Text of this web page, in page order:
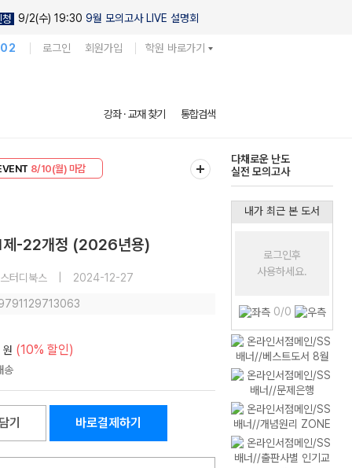
청 9/2(수) 19:30 9월 모의고사 LIVE 설명회
로그인 회원가입 학원 바로가기
강좌 · 교재 찾기 통합검색
8/10(월) 마감
다채로운 난도
실전 모의고사
제-22개정 (2026년용)
터디북스 2024-12-27
원 (10% 할인)
기 바로결제하기
내가 최근 본 도서
로그인후
사용하세요.
0/0